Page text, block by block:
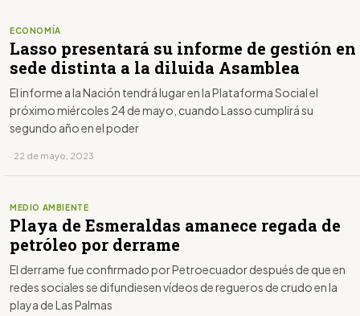
ECONOMÍA
Lasso presentará su informe de gestión en
sede distinta a la diluida Asamblea
El informe a la Nación tendrá lugar en la Plataforma Social el
próximo miércoles 24 de mayo, cuando Lasso cumplirá su
segundo año en el poder
· 22 de mayo, 2023
MEDIO AMBIENTE
Playa de Esmeraldas amanece regada de
petróleo por derrame
El derrame fue confirmado por Petroecuador después de que en
redes sociales se difundiesen vídeos de regueros de crudo en la
playa de Las Palmas